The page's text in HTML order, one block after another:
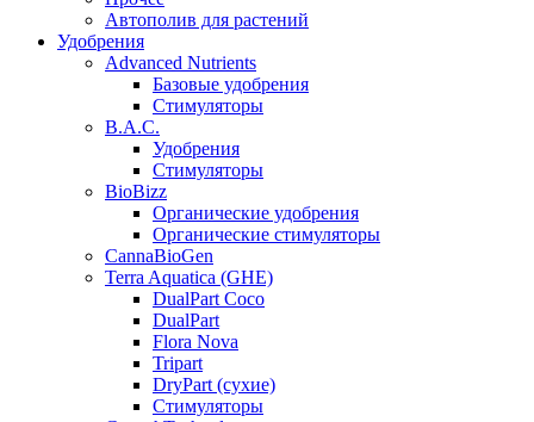
Автополив для растений
Удобрения
Advanced Nutrients
Базовые удобрения
Стимуляторы
B.A.C.
Удобрения
Стимуляторы
BioBizz
Органические удобрения
Органические стимуляторы
CannaBioGen
Terra Aquatica (GHE)
DualPart Coco
DualPart
Flora Nova
Tripart
DryPart (сухие)
Стимуляторы